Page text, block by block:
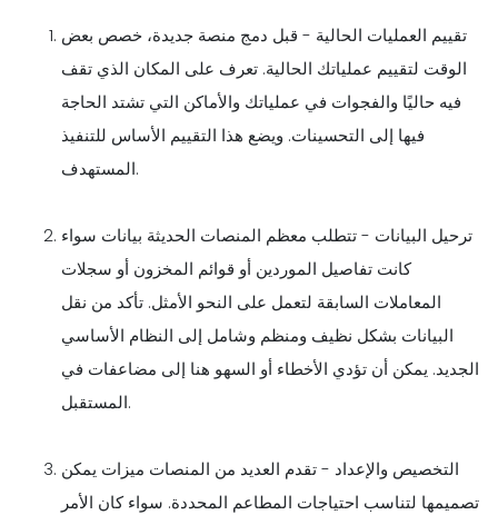
تقييم العمليات الحالية - قبل دمج منصة جديدة، خصص بعض
الوقت لتقييم عملياتك الحالية. تعرف على المكان الذي تقف
فيه حاليًا والفجوات في عملياتك والأماكن التي تشتد الحاجة
فيها إلى التحسينات. ويضع هذا التقييم الأساس للتنفيذ
المستهدف.
ترحيل البيانات - تتطلب معظم المنصات الحديثة بيانات سواء
كانت تفاصيل الموردين أو قوائم المخزون أو سجلات
المعاملات السابقة لتعمل على النحو الأمثل. تأكد من نقل
البيانات بشكل نظيف ومنظم وشامل إلى النظام الأساسي
الجديد. يمكن أن تؤدي الأخطاء أو السهو هنا إلى مضاعفات في
المستقبل.
التخصيص والإعداد - تقدم العديد من المنصات ميزات يمكن
تصميمها لتناسب احتياجات المطاعم المحددة. سواء كان الأمر